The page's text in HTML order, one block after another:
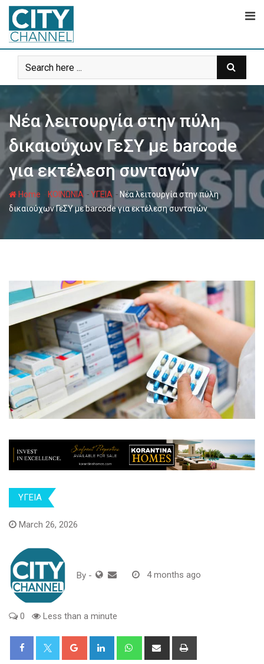
Skip
content
Nέα λειτουργία στην πύλη
δικαιούχων ΓεΣΥ με barcode
για εκτέλεση συνταγών
Home - ΚΟΙΝΩΝΙΑ -ΥΓΕΙΑ - Nέα λειτουργία στην πύλη
δικαιούχων ΓεΣΥ με barcode για εκτέλεση συνταγών
ΥΓΕΙΑ
March 26, 2026
By - 4 months ago
0 Less than a minute
Google+ LinkedIn WhatsappShare